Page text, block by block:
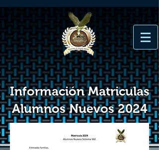
Información Matriculas
Alumnos Nuevos 2024